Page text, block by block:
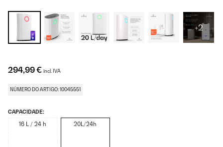
+2
294,99 € incl. IVA
NÚMERO DO ARTIGO: 10045551
CAPACIDADE:
16 L / 24 h 20L/24h